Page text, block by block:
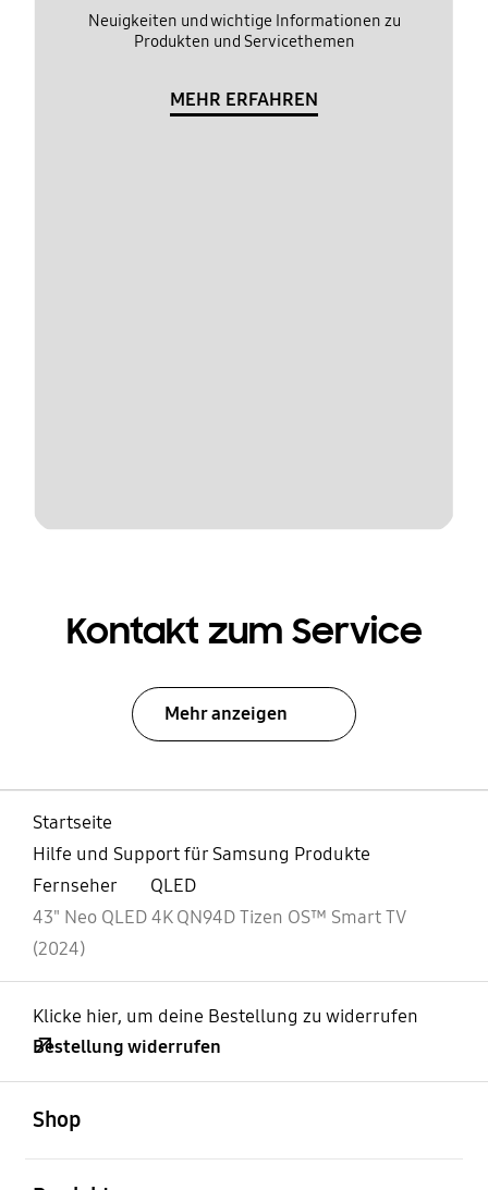
Neuigkeiten und wichtige Informationen zu
Produkten und Servicethemen
MEHR ERFAHREN
Kontakt zum Service
Mehr anzeigen
Startseite
Hilfe und Support für Samsung Produkte
Fernseher
QLED
43" Neo QLED 4K QN94D Tizen OS™ Smart TV
(2024)
Klicke hier, um deine Bestellung zu widerrufen
Bestellung widerrufen
Shop